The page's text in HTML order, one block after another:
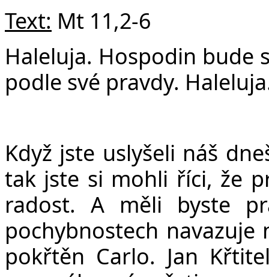
Text: Mt 11,2-6
Haleluja. Hospodin bude
podle své pravdy.
Když jste uslyšeli náš
tak jste si mohli říci, že
radost. A měli byste
pochybnostech
pokřtěn Carlo. Jan